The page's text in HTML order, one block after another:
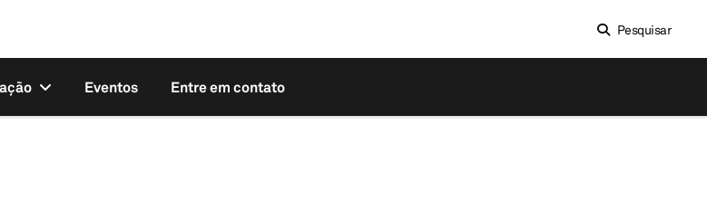
Pesquisar
Eventos Entre em contato